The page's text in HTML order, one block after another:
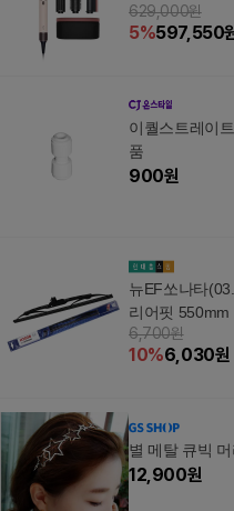
629,000원
5%597,550
이퀄스트레이
품
900원
뉴EF쏘나타
리어핏 550mm
6,700원
10%6,030원
별 메탈 큐빅
12,900원